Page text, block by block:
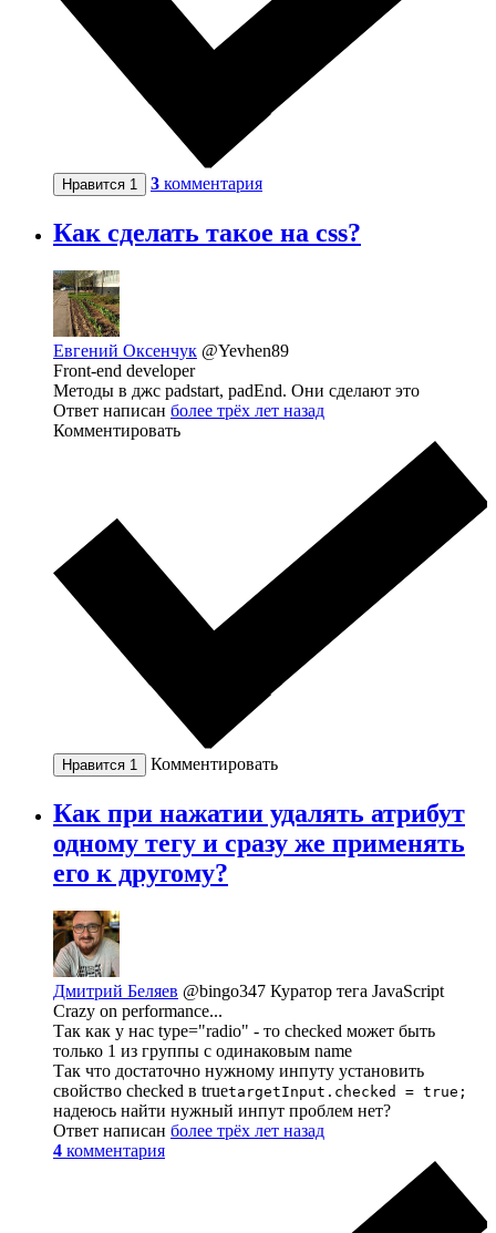
Нравится 1 3 комментария
Как сделать такое на css?
Евгений Оксенчук @Yevhen89
Front-end developer
Методы в джс padstart, padEnd. Они сделают это
Ответ написан более трёх лет назад
Комментировать
Нравится 1 Комментировать
Как при нажатии удалять атрибут
одному тегу и сразу же применять
его к другому?
Дмитрий Беляев @bingo347 Куратор тега JavaScript
Crazy on performance...
Так как у нас type="radio" - то checked может быть
только 1 из группы с одинаковым name
Так что достаточно нужному инпуту установить
свойство checked в truetargetInput.checked = true;
надеюсь найти нужный инпут проблем нет?
Ответ написан более трёх лет назад
4 комментария